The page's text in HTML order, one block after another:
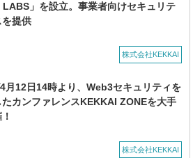
LABS」を設立。事業者向けセキュリテ
を提供
株式会社KEKKAI
月12日14時より、Web3セキュリティを
たカンファレンスKEKKAI ZONEを大手
株式会社KEKKAI